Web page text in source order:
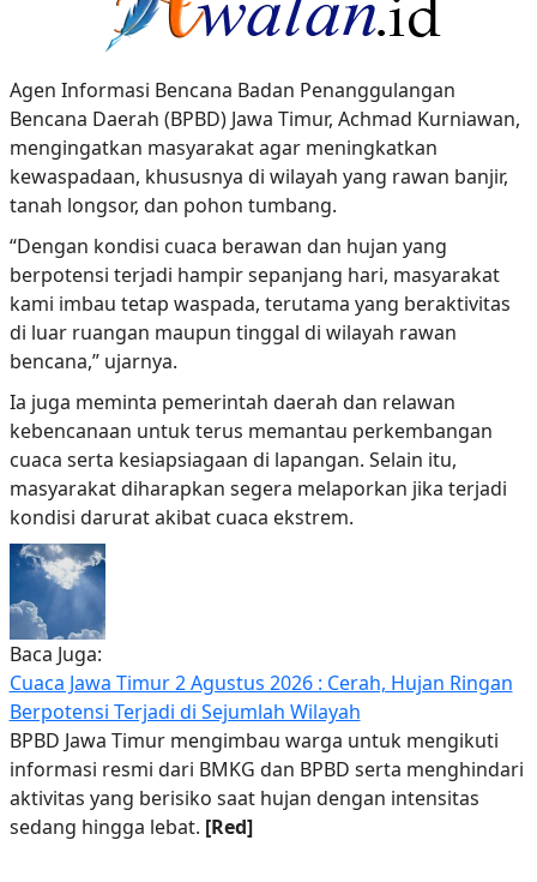
Agen Informasi Bencana Badan Penanggulangan
Bencana Daerah (BPBD) Jawa Timur, Achmad Kurniawan,
mengingatkan masyarakat agar meningkatkan
kewaspadaan, khususnya di wilayah yang rawan banjir,
tanah longsor, dan pohon tumbang.
“Dengan kondisi cuaca berawan dan hujan yang
berpotensi terjadi hampir sepanjang hari, masyarakat
kami imbau tetap waspada, terutama yang beraktivitas
di luar ruangan maupun tinggal di wilayah rawan
bencana,” ujarnya.
Ia juga meminta pemerintah daerah dan relawan
kebencanaan untuk terus memantau perkembangan
cuaca serta kesiapsiagaan di lapangan. Selain itu,
masyarakat diharapkan segera melaporkan jika terjadi
kondisi darurat akibat cuaca ekstrem.
Baca Juga:
Cuaca Jawa Timur 2 Agustus 2026 : Cerah, Hujan Ringan
Berpotensi Terjadi di Sejumlah Wilayah
BPBD Jawa Timur mengimbau warga untuk mengikuti
informasi resmi dari BMKG dan BPBD serta menghindari
aktivitas yang berisiko saat hujan dengan intensitas
sedang hingga lebat. [Red]